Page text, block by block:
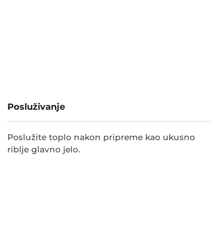
Posluživanje
Poslužite toplo nakon pripreme kao ukusno
riblje glavno jelo.